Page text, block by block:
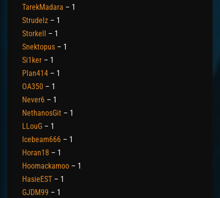
TarekMadara – 1
Strudelz – 1
Storkell
– 1
Snektopus – 1
Si1ker – 1
Plan414 – 1
OA350 – 1
Never6 – 1
NethanosGit – 1
LLouG – 1
Icebeam666 – 1
Horan18 – 1
Hoomackamoo – 1
HasieEST – 1
GJDM99 – 1